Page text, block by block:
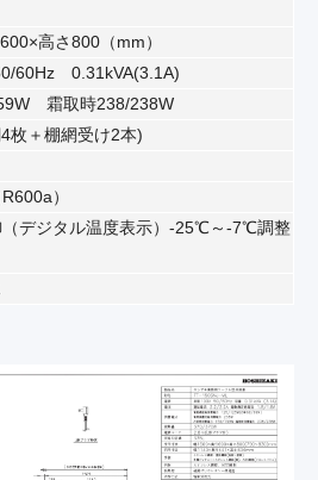
高さ800（mm）
60Hz 0.31kVA(3.1A)
霜取時238/238W
枚＋棚網受け2本)
）
（デジタル温度表示）-25℃～-7℃調整